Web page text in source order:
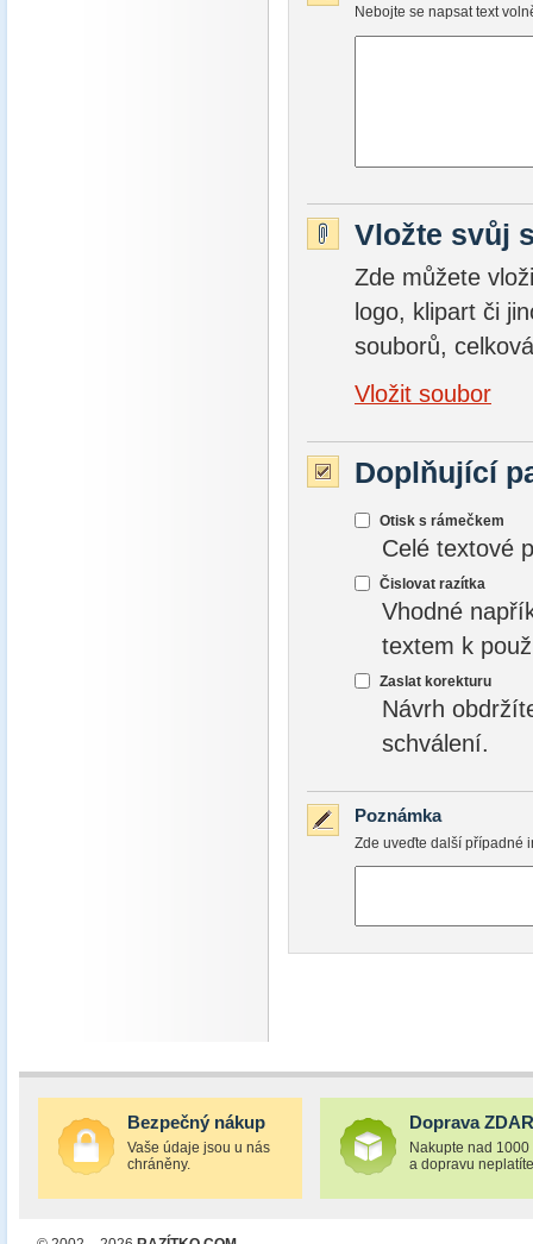
Nebojte se napsat text
Vložte svůj
Zde můžete
logo, klipart či
souborů,
Vložit soubor
Doplňující
Otisk s rámečkem
Celé textové
Čislovat razítka
Vhodné
textem k
Zaslat korekturu
Návrh
schválení.
Poznámka
Zde uveďte další případné
Bezpečný nákup
Vaše údaje jsou u nás
chráněny.
Doprava
Nakupte nad 1000
a dopravu